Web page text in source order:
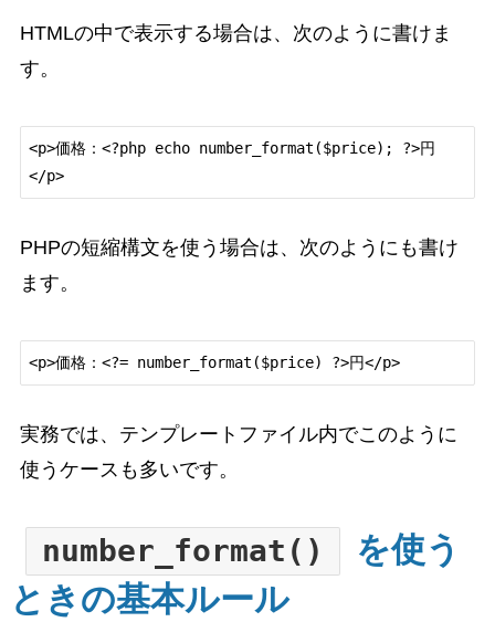
HTMLの中で表示する場合は、次のように書けま
す。
<p>価格：<?php echo number_format($price); ?>円
</p>
PHPの短縮構文を使う場合は、次のようにも書け
ます。
<p>価格：<?= number_format($price) ?>円</p>
実務では、テンプレートファイル内でこのように
使うケースも多いです。
number_format()
を使う
ときの基本ルール